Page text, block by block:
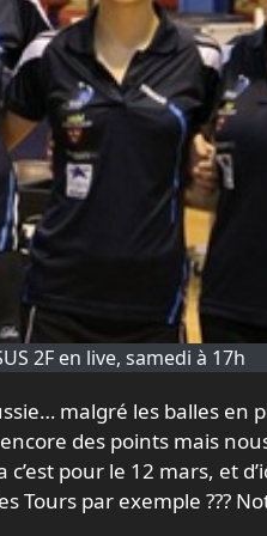
2F en live, samedi à 17h
des points mais
pour le 12 mars, et
Tours par exemple ???